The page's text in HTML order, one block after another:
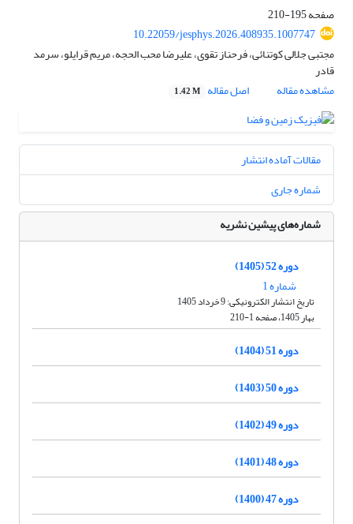
صفحه195-210
10.22059/jesphys.2026.408935.1007747
مجتبی جلالی کوتنائی، فرحناز تقوی، علیرضا محب الحجه، مریم قرایلو، سرمد
قادر
مشاهده مقاله
اصل مقاله 1.42 M
مقالات آماده انتشار
شماره جاری
شماره‌های پیشین نشریه
دوره 52 (1405)
شماره 1
تاریخ انتشار الکترونیکی: 9 خرداد 1405
بهار 1405، صفحه 1-210
دوره 51 (1404)
دوره 50 (1403)
دوره 49 (1402)
دوره 48 (1401)
دوره 47 (1400)